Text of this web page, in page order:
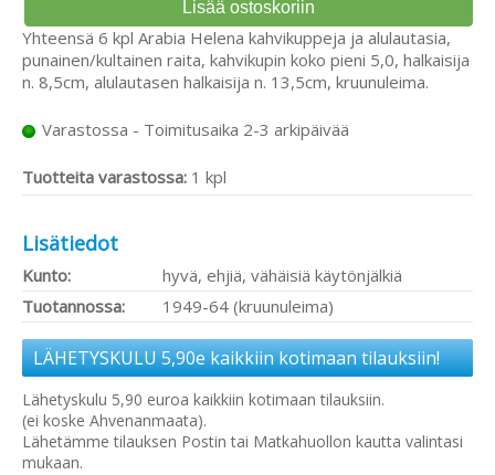
Yhteensä 6 kpl Arabia Helena kahvikuppeja ja alulautasia,
punainen/kultainen raita, kahvikupin koko pieni 5,0, halkaisija
n. 8,5cm, alulautasen halkaisija n. 13,5cm, kruunuleima.
Varastossa - Toimitusaika 2-3 arkipäivää
Tuotteita varastossa: 1 kpl
Lisätiedot
Kunto:
hyvä, ehjiä, vähäisiä käytönjälkiä
Tuotannossa:
1949-64 (kruunuleima)
LÄHETYSKULU 5,90e kaikkiin kotimaan tilauksiin!
Lähetyskulu 5,90 euroa kaikkiin kotimaan tilauksiin.
(ei koske Ahvenanmaata).
Lähetämme tilauksen Postin tai Matkahuollon kautta valintasi
mukaan.